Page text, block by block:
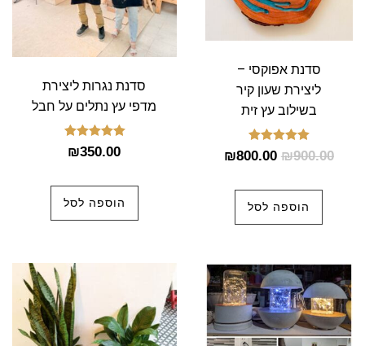
סדנת אפוקסי –
ליצירת שעון קיר
בשילוב עץ זית
דורג
5.00
₪900.00
₪800.00
הוספה לסל
סדנת נגרות ליצירת
מדפי עץ נתלים על חבל
דורג
5.00
₪350.00
הוספה לסל